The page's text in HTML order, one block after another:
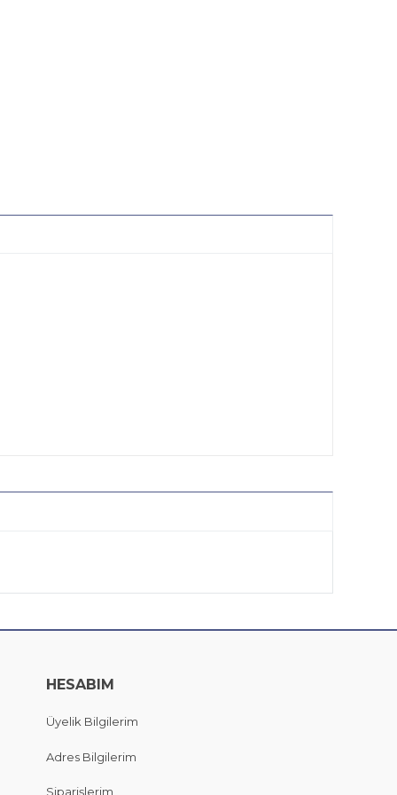
HESABIM
Üyelik Bilgilerim
Adres Bilgilerim
Siparişlerim